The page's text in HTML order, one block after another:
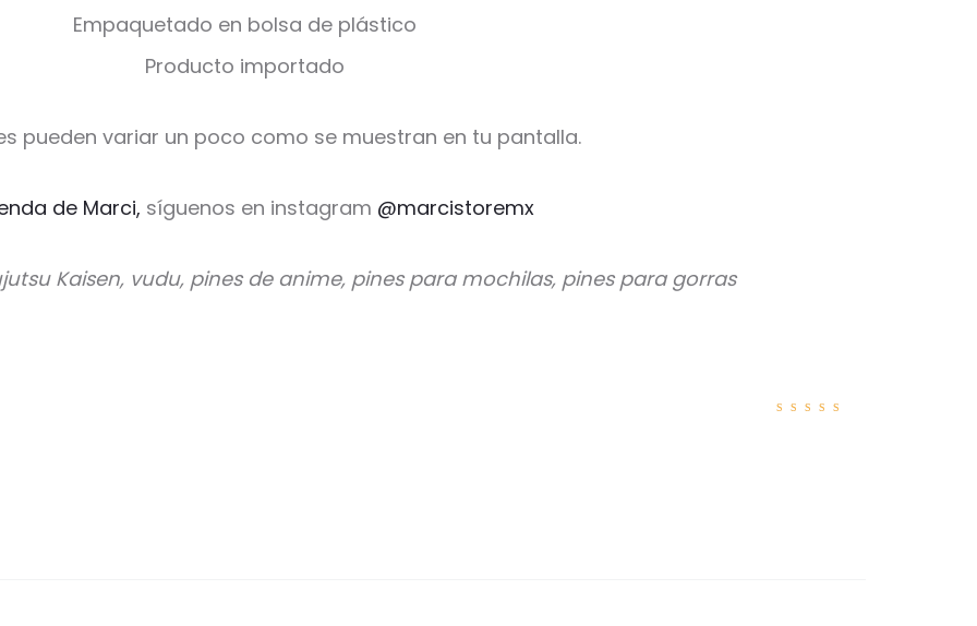
Empaquetado en bolsa de plástico
Producto importado
pueden variar un poco como se muestran en tu pantalla.
de Marci, síguenos en instagram @marcistoremx
Kaisen, vudu, pines de anime, pines para mochilas, pines para gorras